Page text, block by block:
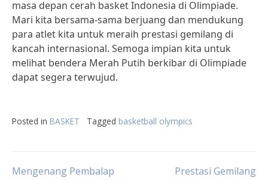
masa depan cerah basket Indonesia di Olimpiade.
Mari kita bersama-sama berjuang dan mendukung
para atlet kita untuk meraih prestasi gemilang di
kancah internasional. Semoga impian kita untuk
melihat bendera Merah Putih berkibar di Olimpiade
dapat segera terwujud.
Posted in BASKET Tagged basketball olympics
Mengenang Pembalap
Prestasi Gemilang